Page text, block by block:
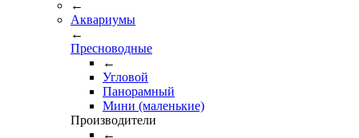
←
Аквариумы
←
Пресноводные
←
Угловой
Панорамный
Мини (маленькие)
Производители
←